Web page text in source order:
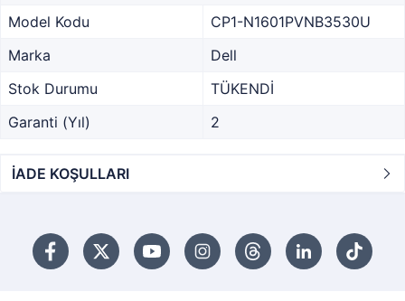
Model Kodu
CP1-N1601PVNB3530U
Marka
Dell
Stok Durumu
TÜKENDİ
Garanti (Yıl)
2
İADE KOŞULLARI